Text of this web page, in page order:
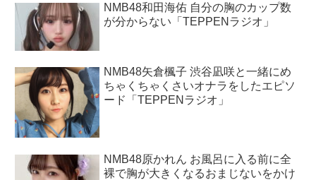
NMB48和田海佑 自分の胸のカップ数
が分からない「TEPPENラジオ」
NMB48矢倉楓子 渋谷凪咲と一緒にめ
ちゃくちゃくさいオナラをしたエピソ
ード「TEPPENラジオ」
NMB48原かれん お風呂に入る前に全
裸で胸が大きくなるおまじないをかけ